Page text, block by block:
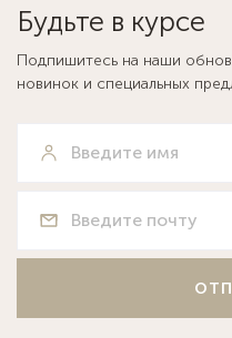
Будьте в курсе
Подпишитесь на наши
новинок и специальных